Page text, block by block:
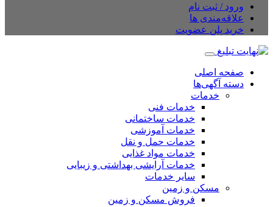
ورود / ثبت نام
علاقه‌مندی ها
خرید پلن عضویت
صفحه اصلی
دسته آگهی‌ها
خدمات
خدمات فنی
خدمات ساختمانی
خدمات آموزشی
خدمات حمل و نقل
خدمات مواد غذایی
خدمات آرایشی بهداشتی و زیبایی
سایر خدمات
مسکن و زمین
فروش مسکن و زمین